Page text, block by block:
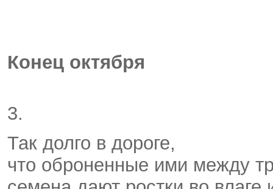
Конец октября
3.
Так долго в дороге,
что оброненные ими между